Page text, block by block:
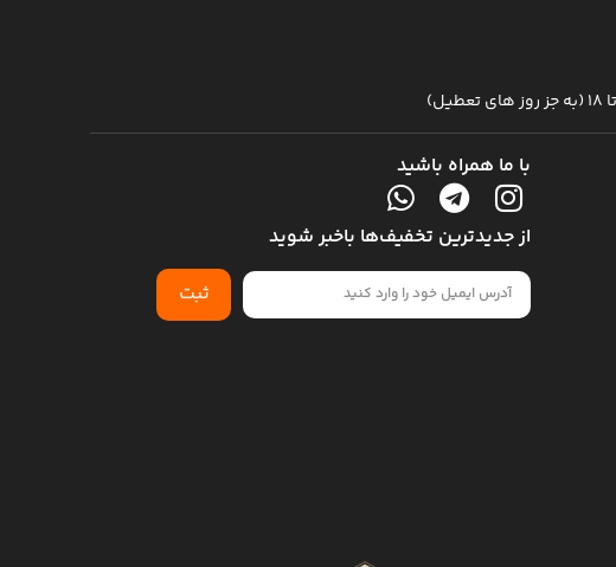
با ما همراه باشید
از جدیدترین تخفیف‌ها باخبر شوید
ثبت